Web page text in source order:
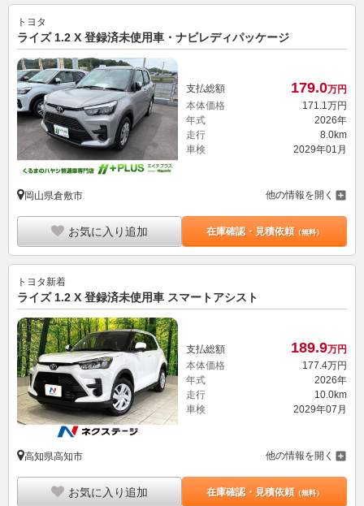
トヨタ
ライズ 1.2 X 登録済未使用車・ナビレディパッケージ
支払総額 179.0万円
本体価格
171. 1 万円
年式
2026年
走行
8.0km
車検
2029年01月
岡山県倉敷市 他の情報を開く
お気に入り追加 在庫確認・見積依頼（無料）
トヨタ新着
ライズ 1.2 X 登録済未使用車 スマートアシスト
支払総額 189.9万円
本体価格
177.4万円
年式
2026年
走行
10.0km
車検
2029年07月
高知県高知市 他の情報を開く
お気に入り追加 在庫確認・見積依頼（無料）